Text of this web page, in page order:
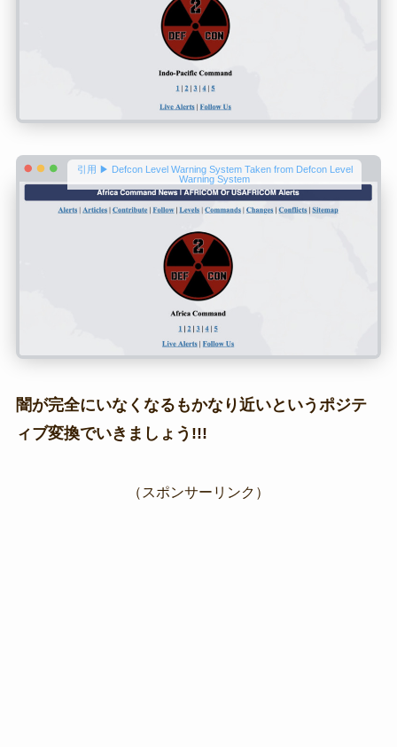
引用 ▶ Defcon Level Warning System Taken from Defcon Level
Warning System
闇が完全にいなくなるもかなり近いというポジテ
ィブ変換でいきましょう!!!
（スポンサーリンク）